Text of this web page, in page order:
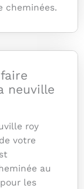
cheminées.
neuville
roy
votre
au
les